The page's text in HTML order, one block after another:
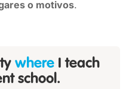
o motivos.
where I teach
school.